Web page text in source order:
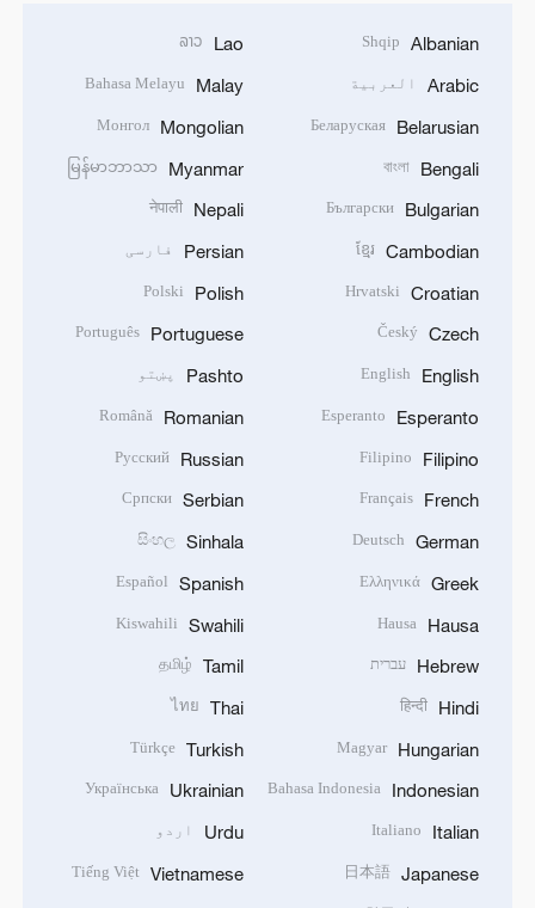
Albanian
Shqip
Arabic العربية
Belarusian
Беларуская
Bengali
বাংলা
Bulgarian
Български
Cambodian
ខ្មែរ
Croatian
Hrvatski
Czech
Český
English
English
Esperanto
Esperanto
Filipino
Filipino
French
Français
German
Deutsch
Greek
Ελληνικά
Hausa
Hausa
Hebrew עברית
Hindi
हिन्दी
Hungarian
Magyar
Indonesian
Bahasa Indonesia
Italian
Italiano
Japanese
日本語
Lao
ລາວ
Malay
Bahasa Melayu
Mongolian
Монгол
Myanmar
မြန်မာဘာသာ
Nepali
नेपाली
Persian فارسی
Polish
Polski
Portuguese
Português
Pashto پښتو
Romanian
Română
Russian
Русский
Serbian
Српски
Sinhala
සිංහල
Spanish
Español
Swahili
Kiswahili
Tamil
தமிழ்
Thai
ไทย
Turkish
Türkçe
Ukrainian
Українська
Urdu اردو
Vietnamese
Tiếng Việt